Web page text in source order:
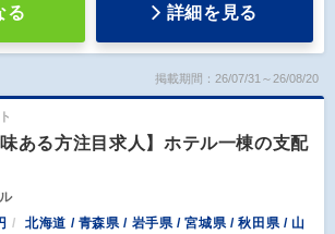
る 詳細を見る
掲載期間：26/07/31～26/08/20
味ある方注目求人】ホテル一棟の支配
北海道 / 青森県 / 岩手県 / 宮城県 / 秋田県 / 山